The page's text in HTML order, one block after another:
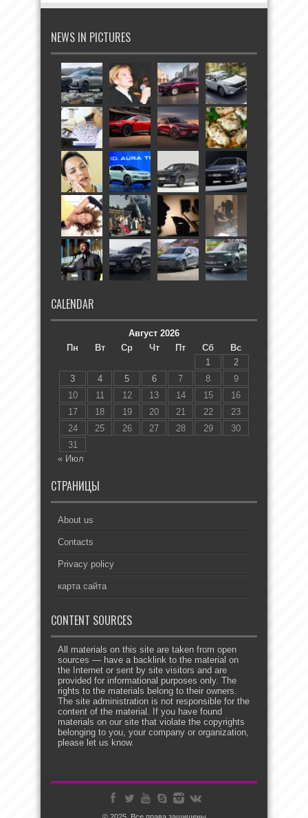
NEWS IN PICTURES
CALENDAR
Август 2026
Пн
Вт Ср Чт Пт Сб
Вс
1
2
3
4 5 6 7 8
9
10
11 12 13 14 15
16
17
18 19 20 21 22
23
24
25 26 27 28 29
30
31
« Июл
СТРАНИЦЫ
About us
Contacts
Privacy policy
карта сайта
CONTENT SOURCES
All materials on this site are taken from open
sources — have a backlink to the material on
the Internet or sent by site visitors and are
provided for informational purposes only. The
rights to the materials belong to their owners.
The site administration is not responsible for the
content of the material. If you have found
materials on our site that violate the copyrights
belonging to you, your company or organization,
please let us know.